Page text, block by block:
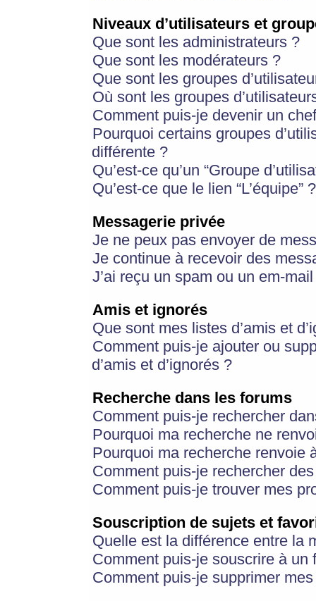
Niveaux d’utilisateurs et
Que sont les administrateurs ?
Que sont les modérateurs ?
Que sont les groupes
Où sont les groupes
Comment puis-je devenir un
Pourquoi certains groupes
différente ?
Qu’est-ce qu’un “Groupe
Qu’est-ce que le lien “L’équipe” ?
Messagerie privée
Je ne peux pas envoyer de
Je continue à recevoir des
J’ai reçu un spam ou un em-
Amis et ignorés
Que sont mes listes d’amis et
Comment puis-je ajouter ou
d’amis et d’ignorés ?
Recherche dans les forums
Comment puis-je rechercher
Pourquoi ma recherche ne
Pourquoi ma recherche renvoie
Comment puis-je rechercher
Comment puis-je trouver mes
Souscription de sujets et
Quelle est la différence entre la
Comment puis-je souscrire à
Comment puis-je supprimer